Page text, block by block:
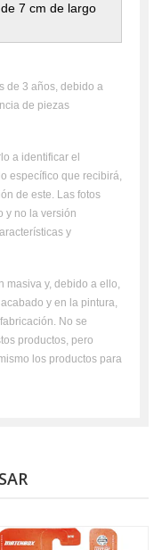
7 cm de largo
de 3 años, debido a
de piezas
a identificar el
específico que recibirá,
de este. Las fotos
y no la versión
y
masiva y, debido a ello,
y en la pintura,
No se
productos, pero
los productos para